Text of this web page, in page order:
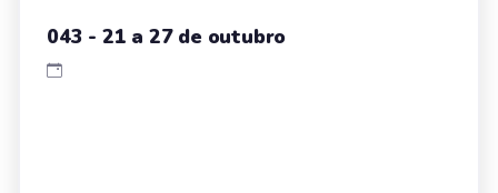
043 - 21 a 27 de outubro